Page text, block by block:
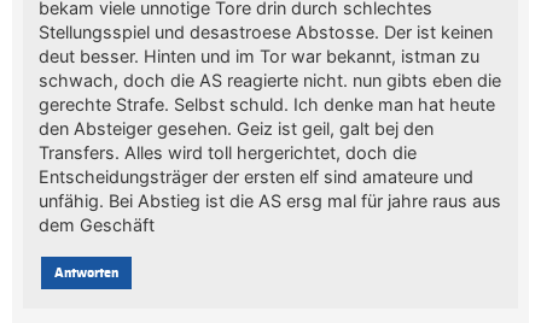
bekam viele unnotige Tore drin durch schlechtes
Stellungsspiel und desastroese Abstosse. Der ist keinen
deut besser. Hinten und im Tor war bekannt, istman zu
schwach, doch die AS reagierte nicht. nun gibts eben die
gerechte Strafe. Selbst schuld. Ich denke man hat heute
den Absteiger gesehen. Geiz ist geil, galt bej den
Transfers. Alles wird toll hergerichtet, doch die
Entscheidungsträger der ersten elf sind amateure und
unfähig. Bei Abstieg ist die AS ersg mal für jahre raus aus
dem Geschäft
Antworten